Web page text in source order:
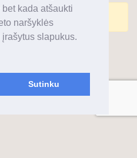
kada atšaukti
naršyklės
slapukus.
Sutinku